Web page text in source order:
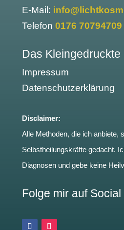
E-Mail:
Telefon 0176 70794709
Das Kleingedruckte
Impressum
Datenschutzerklärung
Disclaimer:
Alle Methoden, die ich anbiete,
Selbstheilungskräfte gedacht.
Diagnosen und gebe keine
Folge mir auf